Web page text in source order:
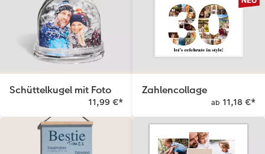
Schüttelkugel mit Foto
11,99 €*
Zahlencollage
ab 11,18 €*